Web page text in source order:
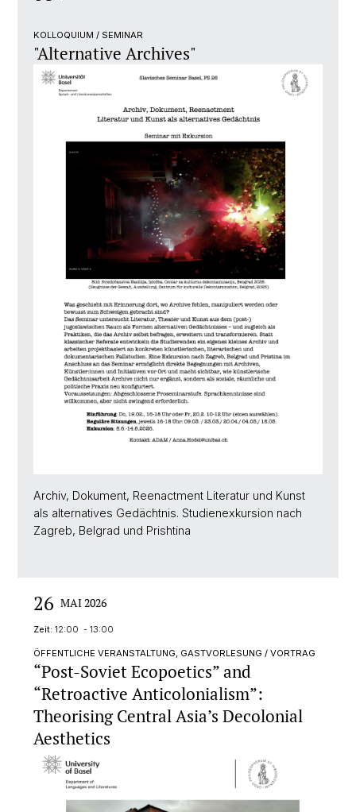
KOLLOQUIUM / SEMINAR
"Alternative Archives"
Archiv, Dokument, Reenactment Literatur und Kunst
als alternatives Gedächtnis. Studienexkursion nach
Zagreb, Belgrad und Prishtina
26 MAI 2026
Zeit: 12:00 - 13:00
ÖFFENTLICHE VERANSTALTUNG, GASTVORLESUNG / VORTRAG
“Post-Soviet Ecopoetics” and
“Retroactive Anticolonialism”:
Theorising Central Asia’s Decolonial
Aesthetics